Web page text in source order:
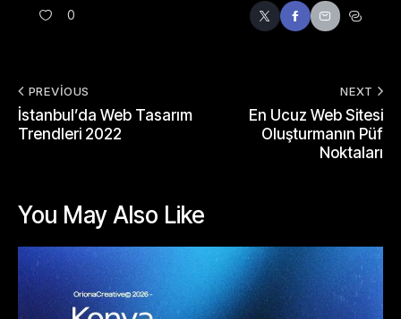
0
PREVIOUS
İstanbul’da Web Tasarım
Trendleri 2022
NEXT
En Ucuz Web Sitesi
Oluşturmanın Püf
Noktaları
You May Also Like